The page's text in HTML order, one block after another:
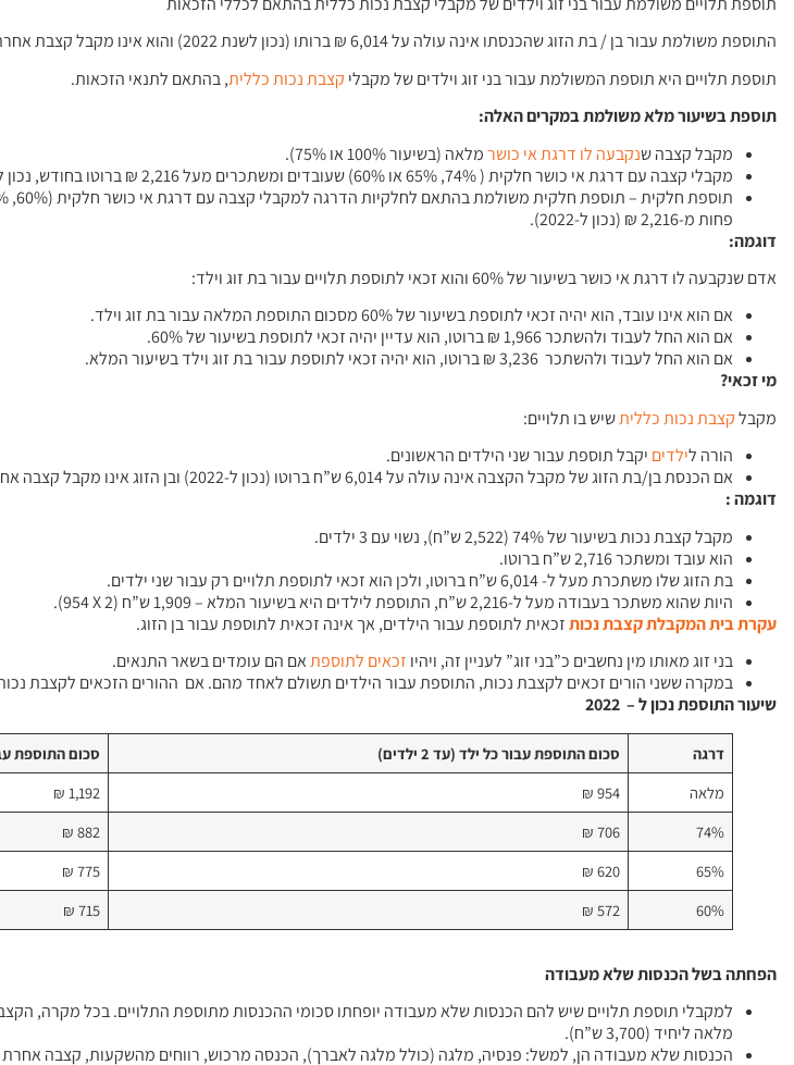
התוספת משולמת עבור בן / בת הזוג שהכנסתו אינה עולה על 6,014 ₪ ברותו (נכון לשנת 2022) והוא אינו מקבל קצבת אחרת.
תוספת תלויים היא תוספת המשולמת עבור בני זוג וילדים של מקבלי קצבתנכותכללית, בהתאם לתנאי הזכאות.
תוספת בשיעור מלא משולמת במקרים האלה:
מקבל קצבה שנקבעה לו דרגתאי כושרמלאה (בשיעור 100% או 75%).
מקבלי קצבה עם דרגת אי כושר חלקית ( 74%, 65% או 60%) שעובדים ומשתכרים מעל 2,216 ₪ ברוטו בחודש, נכון ל-2022
פחות מ-2,216 ₪ (נכון ל-2022).
דוגמה:
אדם שנקבעה לו דרגת אי כושר בשיעור של 60% והוא זכאי לתוספת תלויים עבור בת זוג וילד:
אם הוא אינו עובד, הוא יהיה זכאי לתוספת בשיעור של 60% מסכום התוספת המלאה עבור בת זוג וילד.
אם הוא החל לעבוד ולהשתכר 1,966 ₪ ברוטו, הוא עדיין יהיה זכאי לתוספת בשיעור של 60%.
אם הוא החל לעבוד ולהשתכר 3,236 ₪ ברוטו, הוא יהיה זכאי לתוספת עבור בת זוג וילד בשיעור המלא.
מי זכאי?
מקבלקצבתנכותכלליתשיש בו תלויים:
הורה לילדים יקבל תוספת עבור שני הילדים הראשונים.
אם הכנסת בן/בת הזוג של מקבל הקצבה אינה עולה על 6,014 ש”ח ברוטו (נכון ל-2022) ובן הזוג אינו מקבל קצבה אחרת, תשולם תוספת עבור בן/בת הזוג.
דוגמה :
מקבל קצבת נכות בשיעור של 74% (2,522 ש”ח), נשוי עם 3 ילדים.
הוא עובד ומשתכר 2,716 ש”ח ברוטו.
בת הזוג שלו משתכרת מעל ל- 6,014 ש”ח ברוטו, ולכן הוא זכאי לתוספת תלויים רק עבור שני ילדים.
היות שהוא משתכר בעבודה מעל ל-2,216 ש”ח, התוספת לילדים היא בשיעור המלא – 1,909 ש”ח (2 X‏ 954).
עקרתביתהמקבלתקצבתנכותזכאית לתוספת עבור הילדים, אך אינה זכאית לתוספת עבור בן הזוג.
בני זוג מאותו מין נחשבים כ”בני זוג” לעניין זה, ויהיו זכאים לתוספתאם הם עומדים בשאר התנאים.
במקרה ששני הורים זכאים לקצבת נכות, התוספת עבור הילדים תשולם לאחד מהם. אם ההורים הזכאים לקצבת
שיעור התוספת נכון ל – 2022
דרגה סכום התוספת עבור כל ילד (עד 2 ילדים)
סכום התוספת
מלאה
954 ₪
1,192 ₪
74%
706 ₪
882 ₪
65%
620 ₪
775 ₪
60%
572 ₪
715 ₪
הפחתה בשל הכנסות שלא מעבודה
למקבלי תוספת תלויים שיש להם הכנסות שלא מעבודה יופחתו סכומי ההכנסות מתוספת התלויים. בכל מקרה,
מלאה ליחיד (3,700 ש”ח).
הכנסות שלא מעבודה הן, למשל: פנסיה, מלגה (כולל מלגה לאברך), הכנסה מרכוש, רווחים מהשקעות, קצבה אחרת